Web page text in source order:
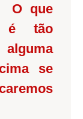
O que
é tão
se